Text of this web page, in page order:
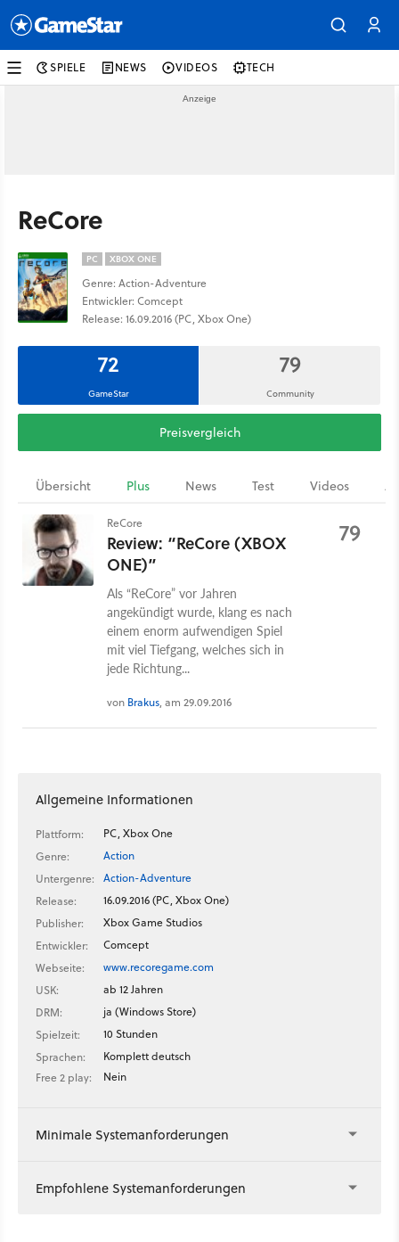
SPIELE NEWS VIDEOS TECH
ReCore
PC XBOX ONE
Genre: Action-Adventure
Entwickler: Comcept
Release: 16.09.2016 (PC, Xbox One)
72
GameStar
79
Community
Preisvergleich
Übersicht Plus News Test Videos
ReCore
Review: “ReCore (XBOX
ONE)”
Als “ReCore” vor Jahren
angekündigt wurde, klang es nach
einem enorm aufwendigen Spiel
mit viel Tiefgang, welches sich in
jede Richtung...
von Brakus, am 29.09.2016
79
Allgemeine Informationen
Plattform:
PC, Xbox One
Genre:
Action
Untergenre:
Action-Adventure
Release:
16.09.2016 (PC, Xbox One)
Publisher:
Xbox Game Studios
Entwickler:
Comcept
Webseite:
www.recoregame.com
USK:
ab 12 Jahren
DRM:
ja (Windows Store)
Spielzeit:
10 Stunden
Sprachen:
Komplett deutsch
Free 2 play:
Nein
Minimale Systemanforderungen
Empfohlene Systemanforderungen